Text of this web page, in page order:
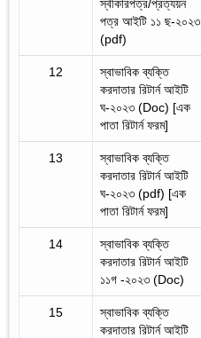
স্বীকারপত্র/প্রত্যয়ন
পত্র আইটি ১১ ছ-২০২৩
(pdf)
12
স্বাভাবিক ব্যক্তি
করদাতার রিটার্ন আইটি
ঘ-২০২৩ (Doc) [এক
পাতা রিটার্ন ফরম]
13
স্বাভাবিক ব্যক্তি
করদাতার রিটার্ন আইটি
ঘ-২০২৩ (pdf) [এক
পাতা রিটার্ন ফরম]
14
স্বাভাবিক ব্যক্তি
করদাতার রিটার্ন আইটি
১১গ -২০২৩ (Doc)
15
স্বাভাবিক ব্যক্তি
করদাতার রিটার্ন আইটি